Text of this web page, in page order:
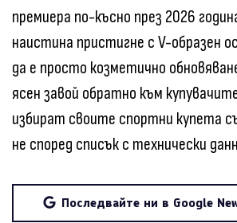
премиера по-късно през 2026
наистина пристигне с V-образен
да е просто козметично
ясен завой обратно към
избират своите спортни купета
не според списък с технически
Последвайте ни в Google